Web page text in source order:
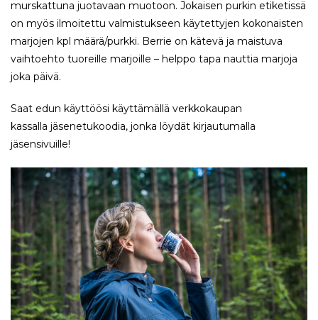
murskattuna juotavaan muotoon. Jokaisen purkin etiketissä
on myös ilmoitettu valmistukseen käytettyjen kokonaisten
marjojen kpl määrä/purkki. Berrie on kätevä ja maistuva
vaihtoehto tuoreille marjoille – helppo tapa nauttia marjoja
joka päivä.
Saat edun käyttöösi käyttämällä verkkokaupan
kassalla jäsenetukoodia, jonka löydät kirjautumalla
jäsensivuille!